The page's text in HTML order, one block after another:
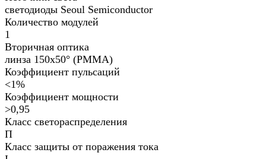
светодиоды Seoul Semiconductor
Количество модулей
1
Вторичная оптика
линза 150х50° (PMMA)
Коэффициент пульсаций
<1%
Коэффициент мощности
>0,95
Класс светораспределения
П
Класс защиты от поражения тока